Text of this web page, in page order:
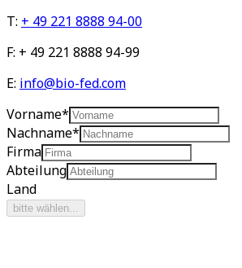
T: + 49 221 8888 94-00
F: + 49 221 8888 94-99
E: info@bio-fed.com
Vorname*
Nachname*
Firma
Abteilung
Land
bitte wählen...